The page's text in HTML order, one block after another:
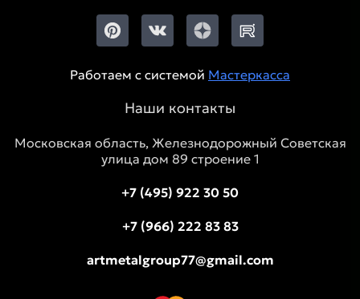
Работаем с системой Мастеркасса
Наши контакты
Московская область, Железнодорожный Советская
улица дом 89 строение 1
+7 (495) 922 30 50
+7 (966) 222 83 83
artmetalgroup77@gmail.com